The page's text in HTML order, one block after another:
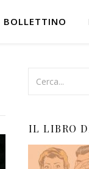
BOLLETTINO
IL LIBRO